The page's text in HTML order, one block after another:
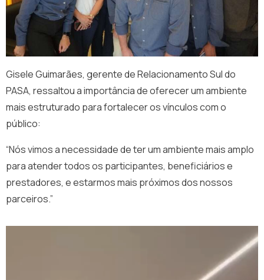
Gisele Guimarães, gerente de Relacionamento Sul do
PASA, ressaltou a importância de oferecer um ambiente
mais estruturado para fortalecer os vínculos com o
público:
“Nós vimos a necessidade de ter um ambiente mais amplo
para atender todos os participantes, beneficiários e
prestadores, e estarmos mais próximos dos nossos
parceiros.”